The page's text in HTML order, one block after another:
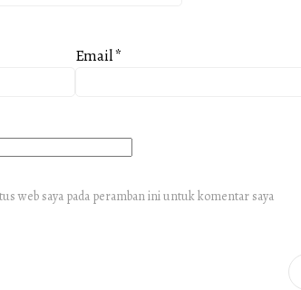
Email*
web saya pada peramban ini untuk komentar saya